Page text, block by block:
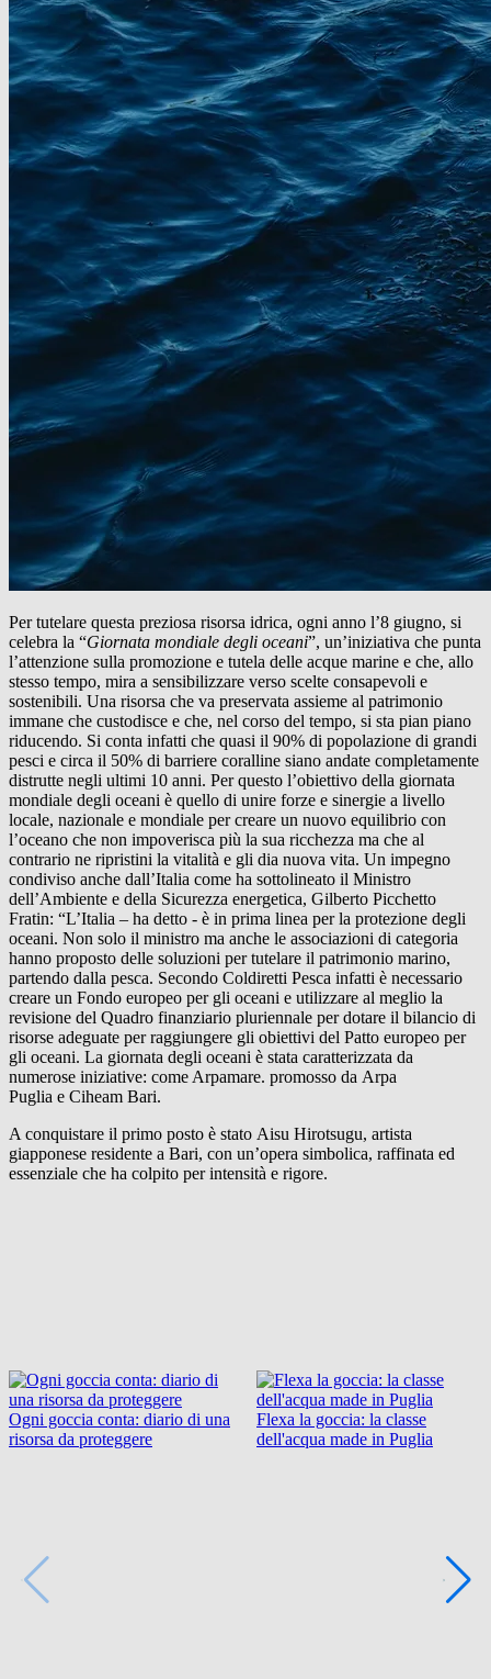
Per tutelare questa preziosa risorsa idrica, ogni anno l’8 giugno, si
celebra la “Giornata mondiale degli oceani”, un’iniziativa che punta
l’attenzione sulla promozione e tutela delle acque marine e che, allo
stesso tempo, mira a sensibilizzare verso scelte consapevoli e
sostenibili. Una risorsa che va preservata assieme al patrimonio
immane che custodisce e che, nel corso del tempo, si sta pian piano
riducendo. Si conta infatti che quasi il 90% di popolazione di grandi
pesci e circa il 50% di barriere coralline siano andate completamente
distrutte negli ultimi 10 anni. Per questo l’obiettivo della giornata
mondiale degli oceani è quello di unire forze e sinergie a livello
locale, nazionale e mondiale per creare un nuovo equilibrio con
l’oceano che non impoverisca più la sua ricchezza ma che al
contrario ne ripristini la vitalità e gli dia nuova vita. Un impegno
condiviso anche dall’Italia come ha sottolineato il Ministro
dell’Ambiente e della Sicurezza energetica, Gilberto Picchetto
Fratin: “L’Italia – ha detto - è in prima linea per la protezione degli
oceani. Non solo il ministro ma anche le associazioni di categoria
hanno proposto delle soluzioni per tutelare il patrimonio marino,
partendo dalla pesca. Secondo Coldiretti Pesca infatti è necessario
creare un Fondo europeo per gli oceani e utilizzare al meglio la
revisione del Quadro finanziario pluriennale per dotare il bilancio di
risorse adeguate per raggiungere gli obiettivi del Patto europeo per
gli oceani. La giornata degli oceani è stata caratterizzata da
numerose iniziative: come Arpamare. promosso da Arpa
Puglia e Ciheam Bari.
A conquistare il primo posto è stato Aisu Hirotsugu, artista
giapponese residente a Bari, con un’opera simbolica, raffinata ed
essenziale che ha colpito per intensità e rigore.
Ogni goccia conta: diario di una
risorsa da proteggere
Flexa la goccia: la classe
dell'acqua made in Puglia